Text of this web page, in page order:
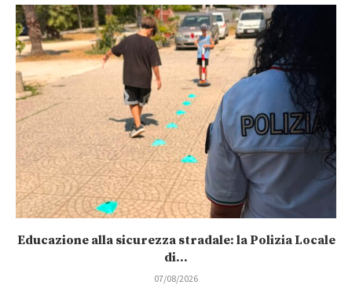
Educazione alla sicurezza stradale: la Polizia Locale
di...
07/08/2026